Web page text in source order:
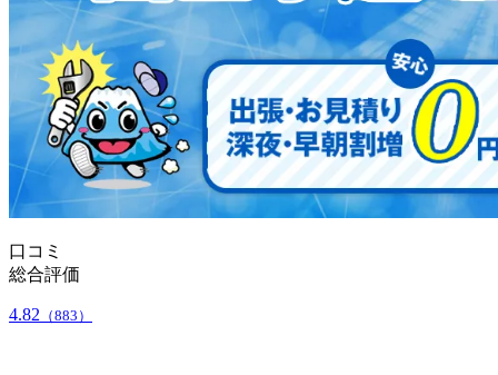
口コミ
総合評価
4.82 （883）